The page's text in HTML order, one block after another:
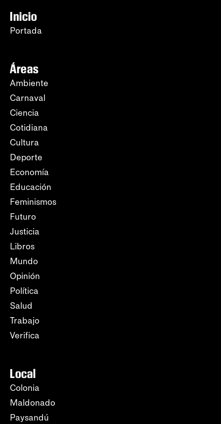
Inicio
Portada
Áreas
Ambiente
Carnaval
Ciencia
Cotidiana
Cultura
Deporte
Economía
Educación
Feminismos
Futuro
Justicia
Libros
Mundo
Opinión
Política
Salud
Trabajo
Verifica
Local
Colonia
Maldonado
Paysandú